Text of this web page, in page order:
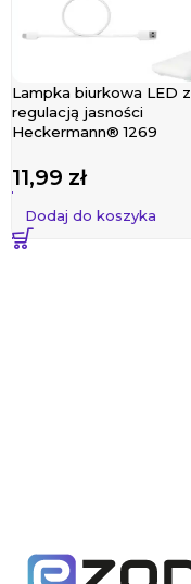
Lampka biurkowa LED z
regulacją jasności
Heckermann® 1269
11,99 zł
Dodaj do koszyka